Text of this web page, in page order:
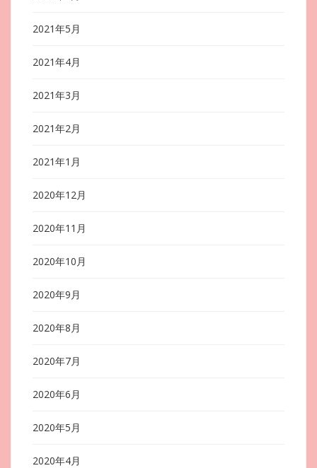
2021年5月
2021年4月
2021年3月
2021年2月
2021年1月
2020年12月
2020年11月
2020年10月
2020年9月
2020年8月
2020年7月
2020年6月
2020年5月
2020年4月